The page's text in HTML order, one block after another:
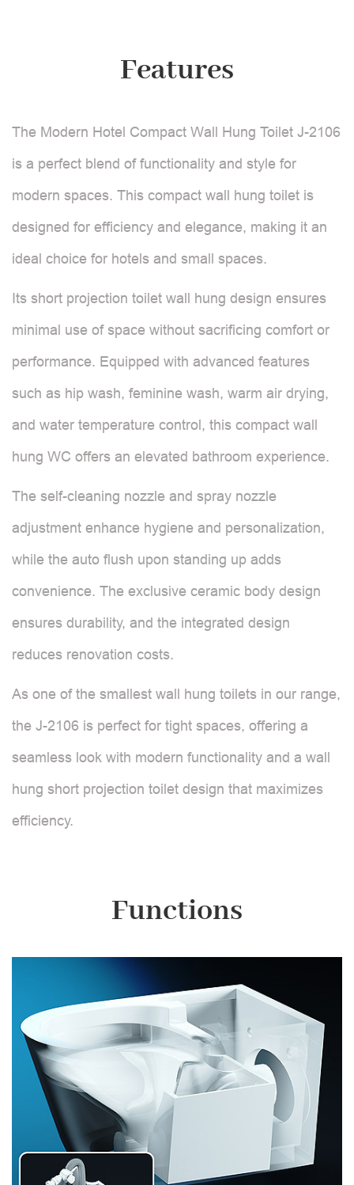
Features
The Modern Hotel Compact Wall Hung Toilet J-2106
is a perfect blend of functionality and style for
modern spaces. This compact wall hung toilet is
designed for efficiency and elegance, making it an
ideal choice for hotels and small spaces.
Its short projection toilet wall hung design ensures
minimal use of space without sacrificing comfort or
performance. Equipped with advanced features
such as hip wash, feminine wash, warm air drying,
and water temperature control, this compact wall
hung WC offers an elevated bathroom experience.
The self-cleaning nozzle and spray nozzle
adjustment enhance hygiene and personalization,
while the auto flush upon standing up adds
convenience. The exclusive ceramic body design
ensures durability, and the integrated design
reduces renovation costs.
As one of the smallest wall hung toilets in our range,
the J-2106 is perfect for tight spaces, offering a
seamless look with modern functionality and a wall
hung short projection toilet design that maximizes
efficiency.
Functions